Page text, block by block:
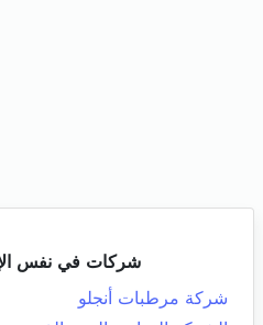
شركات في نفس
شركة مرطبات أنجلو